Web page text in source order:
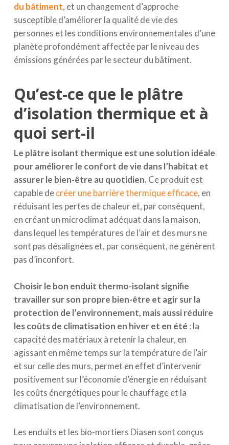
du bâtiment, et un changement d’approche
susceptible d’améliorer la qualité de vie des
personnes et les conditions environnementales d’une
planète profondément affectée par le niveau des
émissions générées par le secteur du bâtiment.
Qu’est-ce que le plâtre
d’isolation thermique et à
quoi sert-il
Le plâtre isolant thermique est une solution idéale
pour améliorer le confort de vie dans l’habitat et
assurer le bien-être au quotidien. Ce produit est
capable decréer une barrière thermique efficace, en
réduisant les pertes de chaleur et, par conséquent,
en créant un microclimat adéquat dans la maison,
dans lequel les températures de l’air et des murs ne
sont pas désalignées et, par conséquent, ne génèrent
pas d’inconfort.
Choisir le bon enduit thermo-isolant signifie
travailler sur son propre bien-être et agir sur la
protection de l’environnement, mais aussi réduire
les coûts de climatisation en hiver et en été : la
capacité des matériaux à retenir la chaleur, en
agissant en même temps sur la température de l’air
et sur celle des murs, permet en effet d’intervenir
positivement sur l’économie d’énergie en réduisant
les coûts énergétiques pour le chauffage et la
climatisation de l’environnement.
Les enduits et les bio-mortiers Diasen sont conçus